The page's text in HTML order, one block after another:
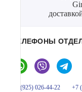
ТЕЛЕФОНЫ
+7 (925) 026-44-22
+7